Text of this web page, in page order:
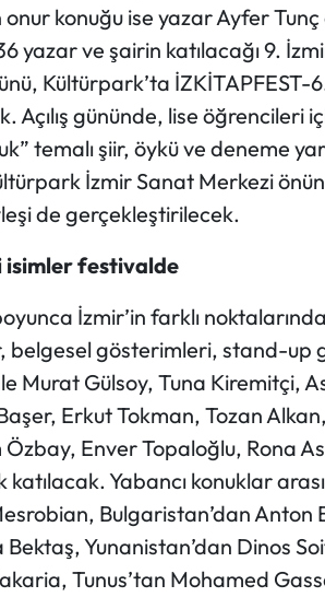
konuğu ise yazar Ayfer Tunç
yazar ve şairin katılacağı 9.
Kültürpark’ta İZKİTAPFEST-
Açılış gününde, lise öğrencileri
temalı şiir, öykü ve deneme
İzmir Sanat Merkezi
de gerçekleştirilecek.
isimler festivalde
İzmir’in farklı
belgesel gösterimleri, stand-up
Murat Gülsoy, Tuna Kiremitçi,
Erkut Tokman, Tozan
Enver Topaloğlu, Rona
Yabancı konuklar
Bulgaristan’dan Anton
Yunanistan’dan Dinos
Tunus’tan Mohamed